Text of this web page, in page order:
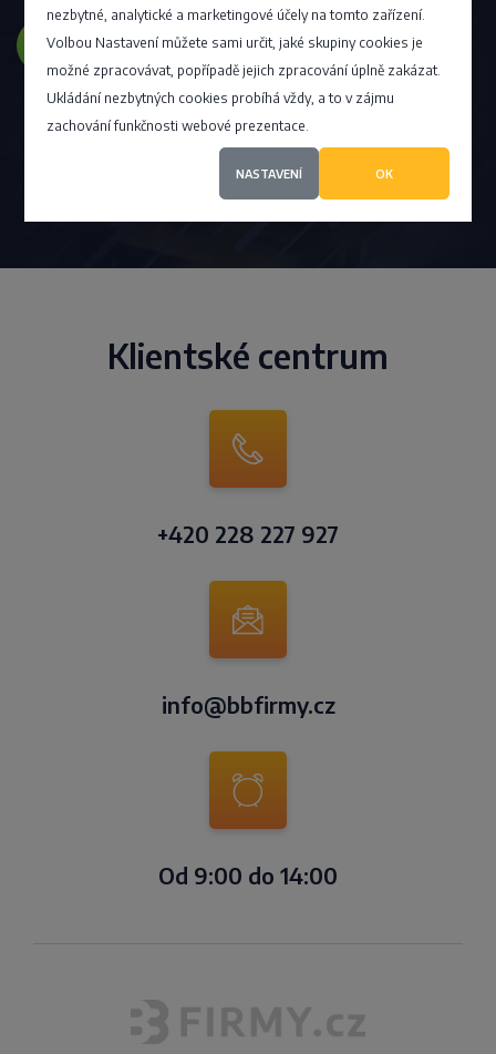
nezbytné, analytické a marketingové účely na tomto zařízení.
Volbou Nastavení můžete sami určit, jaké skupiny cookies je
možné zpracovávat, popřípadě jejich zpracování úplně zakázat.
Ukládání nezbytných cookies probíhá vždy, a to v zájmu
zachování funkčnosti webové prezentace.
NASTAVENÍ OK
Přejete si mít firmu
na vrcholu seznamu?
Chci VIP
Klientské centrum
+420 228 227 927
info@bbfirmy.cz
Od 9:00 do 14:00